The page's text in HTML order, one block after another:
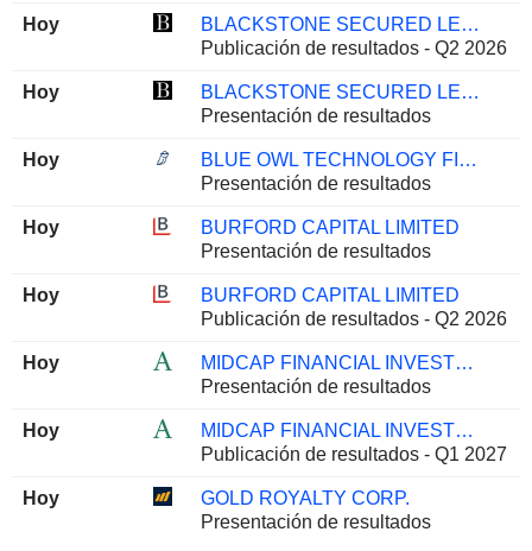
Hoy
BLACKSTONE SECURED LENDING FUND
Publicación de resultados - Q2 2026
Hoy
BLACKSTONE SECURED LENDING FUND
Presentación de resultados
Hoy
BLUE OWL TECHNOLOGY FINANCE CORP.
Presentación de resultados
Hoy
BURFORD CAPITAL LIMITED
Presentación de resultados
Hoy
BURFORD CAPITAL LIMITED
Publicación de resultados - Q2 2026
Hoy
MIDCAP FINANCIAL INVESTMENT CORPORATION
Presentación de resultados
Hoy
MIDCAP FINANCIAL INVESTMENT CORPORATION
Publicación de resultados - Q1 2027
Hoy
GOLD ROYALTY CORP.
Presentación de resultados